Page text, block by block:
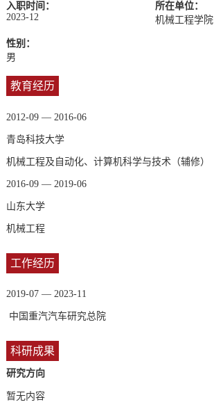
入职时间：
2023-12
所在单位：
机械工程学院
性别：
男
教育经历
2012-09 — 2016-06
青岛科技大学
机械工程及自动化、计算机科学与技术（辅修）
2016-09 — 2019-06
山东大学
机械工程
工作经历
2019-07 — 2023-11
中国重汽汽车研究总院
科研成果
研究方向
暂无内容